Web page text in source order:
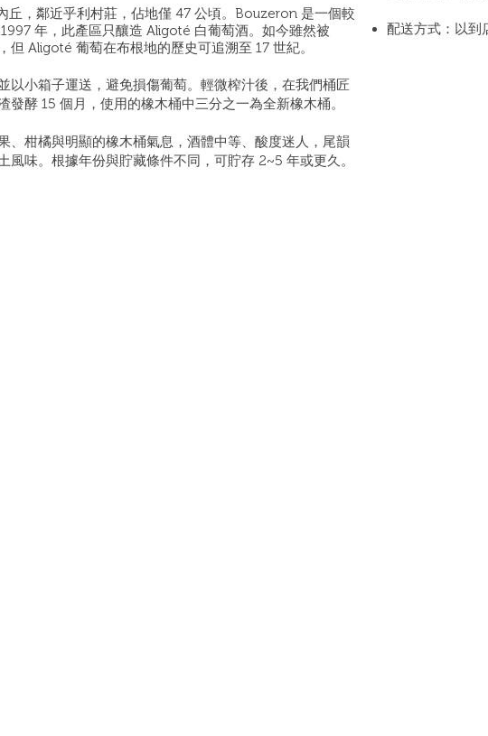
丘，鄰近乎利村莊，佔地僅 47 公頃。Bouzeron 是一個較
年，此產區只釀造 Aligoté 白葡萄酒。如今雖然被
但 Aligoté 葡萄在布根地的歷史可追溯至 17 世紀。
以小箱子運送，避免損傷葡萄。輕微榨汁後，在我們桶匠
發酵 15 個月，使用的橡木桶中三分之一為全新橡木桶。
、柑橘與明顯的橡木桶氣息，酒體中等、酸度迷人，尾韻
風味。根據年份與貯藏條件不同，可貯存 2~5 年或更久。
配送方式：以到